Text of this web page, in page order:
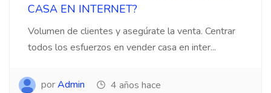
CASA EN INTERNET?
Volumen de clientes y asegúrate la venta. Centrar
todos los esfuerzos en vender casa en inter...
porAdmin 4 años hace